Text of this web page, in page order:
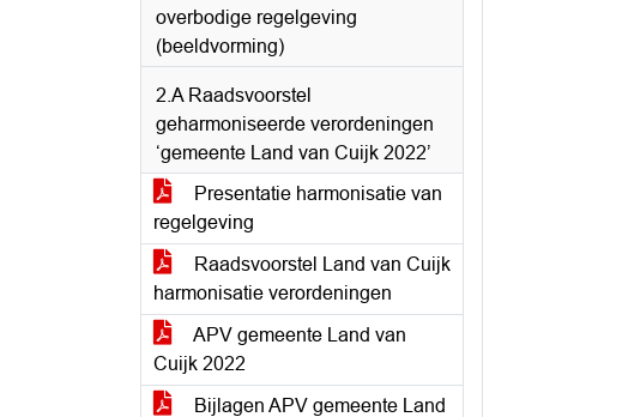
overbodige regelgeving
(beeldvorming)
2.A Raadsvoorstel
geharmoniseerde verordeningen
‘gemeente Land van Cuijk 2022’
Presentatie harmonisatie van
regelgeving
Raadsvoorstel Land van Cuijk
harmonisatie verordeningen
APV gemeente Land van
Cuijk 2022
Bijlagen APV gemeente Land